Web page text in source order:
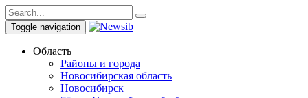
Toggle navigation
Область
Районы и города
Новосибирская область
Новосибирск